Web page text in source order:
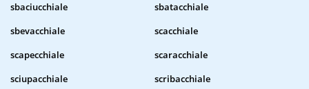
sbaciucchiale
sbatacchiale
sbevacchiale
scacchiale
scapecchiale
scaracchiale
sciupacchiale
scribacchiale